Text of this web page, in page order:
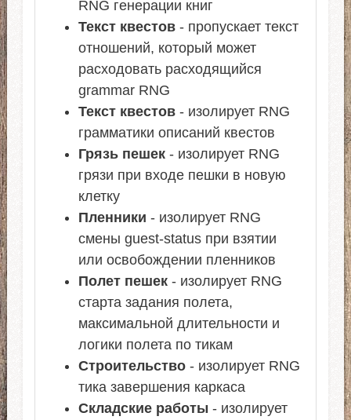
RNG генерации книг
Текст квестов- пропускает текст
отношений, который может
расходовать расходящийся
grammar RNG
Текст квестов- изолирует RNG
грамматики описаний квестов
Грязь пешек- изолирует RNG
грязи при входе пешки в новую
клетку
Пленники - изолирует RNG
смены guest-status при взятии
или освобождении пленников
Полет пешек- изолирует RNG
старта задания полета,
максимальной длительности и
логики полета по тикам
Строительство- изолирует RNG
тика завершения каркаса
Складские работы - изолирует